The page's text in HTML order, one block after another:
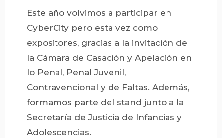
Este año volvimos a participar en
CyberCity pero esta vez como
expositores, gracias a la invitación de
la Cámara de Casación y Apelación en
lo Penal, Penal Juvenil,
Contravencional y de Faltas. Además,
formamos parte del stand junto a la
Secretaría de Justicia de Infancias y
Adolescencias.